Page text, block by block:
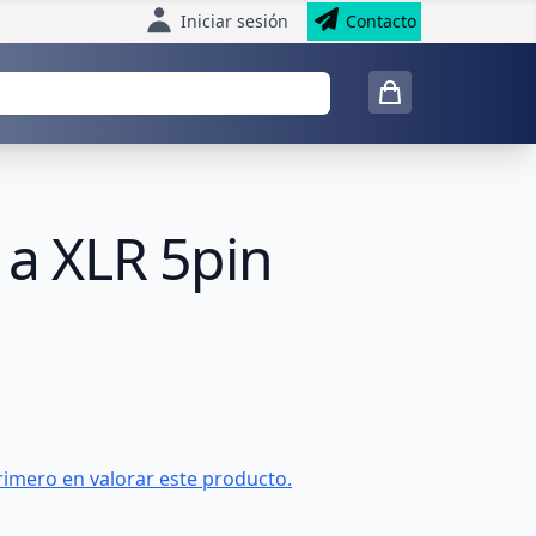
Iniciar sesión Contacto
XLR 5pin
en valorar este producto.